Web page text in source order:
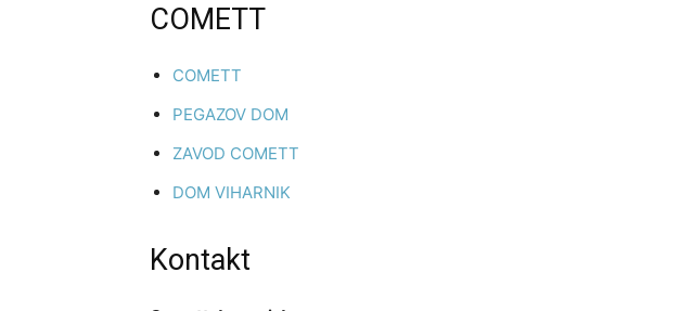
COMETT
COMETT
PEGAZOV DOM
ZAVOD COMETT
DOM VIHARNIK
Kontakt